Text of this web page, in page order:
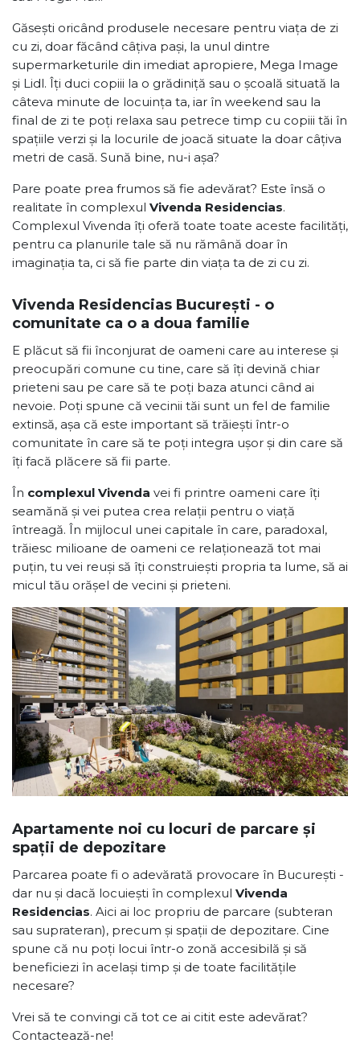
Găsești oricând produsele necesare pentru viața de zi
cu zi, doar făcând câțiva pași, la unul dintre
supermarketurile din imediat apropiere, Mega Image
și Lidl. Îți duci copiii la o grădiniță sau o școală situată la
câteva minute de locuința ta, iar în weekend sau la
final de zi te poți relaxa sau petrece timp cu copiii tăi în
spațiile verzi și la locurile de joacă situate la doar câțiva
metri de casă. Sună bine, nu-i așa?
Pare poate prea frumos să fie adevărat? Este însă o
realitate în complexul Vivenda Residencias.
Complexul Vivenda îți oferă toate toate aceste facilități,
pentru ca planurile tale să nu rămână doar în
imaginația ta, ci să fie parte din viața ta de zi cu zi.
Vivenda Residencias București - o
comunitate ca o a doua familie
E plăcut să fii înconjurat de oameni care au interese și
preocupări comune cu tine, care să îți devină chiar
prieteni sau pe care să te poți baza atunci când ai
nevoie. Poți spune că vecinii tăi sunt un fel de familie
extinsă, așa că este important să trăiești într-o
comunitate în care să te poți integra ușor și din care să
îți facă plăcere să fii parte.
În complexul Vivenda vei fi printre oameni care îți
seamănă și vei putea crea relații pentru o viață
întreagă. În mijlocul unei capitale în care, paradoxal,
trăiesc milioane de oameni ce relaționează tot mai
puțin, tu vei reuși să îți construiești propria ta lume, să ai
micul tău orășel de vecini și prieteni.
Apartamente noi cu locuri de parcare și
spații de depozitare
Parcarea poate fi o adevărată provocare în București -
dar nu și dacă locuiești în complexul Vivenda
Residencias. Aici ai loc propriu de parcare (subteran
sau suprateran), precum și spații de depozitare. Cine
spune că nu poți locui într-o zonă accesibilă și să
beneficiezi în același timp și de toate facilitățile
necesare?
Vrei să te convingi că tot ce ai citit este adevărat?
Contactează-ne!